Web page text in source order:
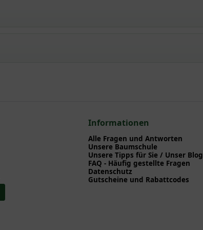
Informationen
Alle Fragen und Antworten
Unsere Baumschule
Unsere Tipps für Sie / Unser Blog
FAQ - Häufig gestellte Fragen
Datenschutz
Gutscheine und Rabattcodes